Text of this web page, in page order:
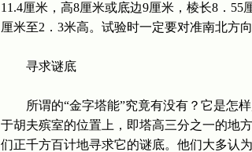
11.4厘米，高8厘米或底边9厘米，棱长8．
厘米至2．3米高。试验时一定要对准南北方
寻求谜底
所谓的“金字塔能”究竟有没有？它是怎样
于胡夫殡室的位置上，即塔高三分之一的地
们正千方百计地寻求它的谜底。他们大多认